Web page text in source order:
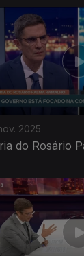
2025
do Rosário